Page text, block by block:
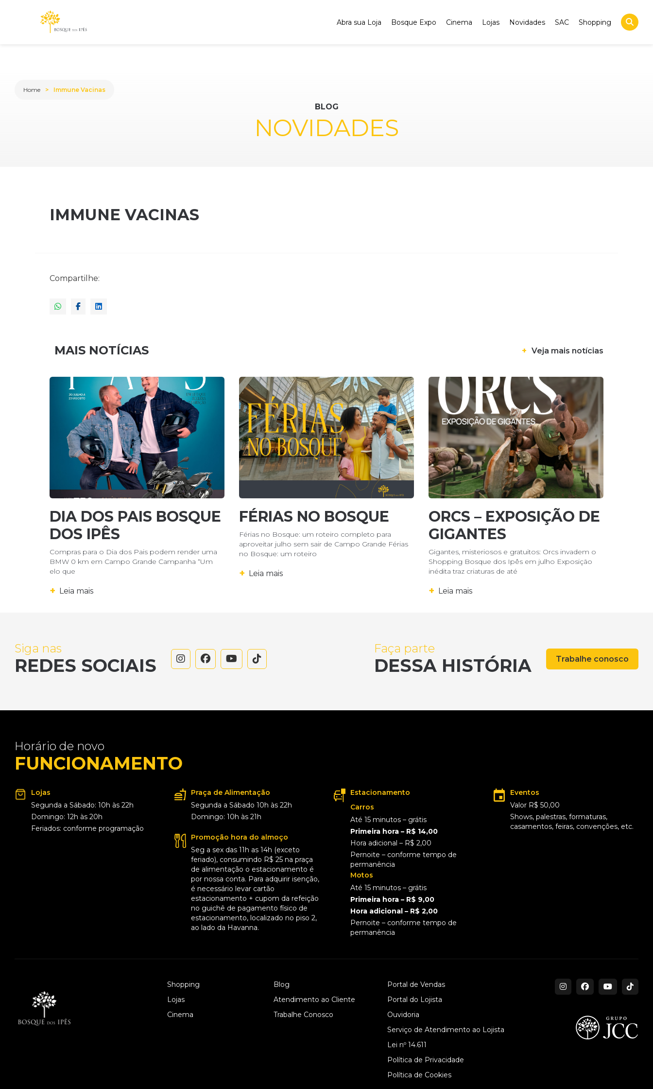
Abra sua Loja Bosque Expo Cinema Lojas Novidades SAC Shopping
BLOG
NOVIDADES
Home Immune Vacinas
IMMUNE VACINAS
Compartilhe:
MAIS NOTÍCIAS + Veja mais notícias
DIA DOS PAIS BOSQUE
DOS IPÊS
Compras para o Dia dos Pais podem render uma
BMW 0 km em Campo Grande Campanha “Um
elo que
+ Leia mais
FÉRIAS NO BOSQUE
Férias no Bosque: um roteiro completo para
aproveitar julho sem sair de Campo Grande Férias
no Bosque: um roteiro
+ Leia mais
ORCS – EXPOSIÇÃO DE
GIGANTES
Gigantes, misteriosos e gratuitos: Orcs invadem o
Shopping Bosque dos Ipês em julho Exposição
inédita traz criaturas de até
+ Leia mais
Siga nas
REDES SOCIAIS
Faça parte
DESSA HISTÓRIA Trabalhe conosco
Horário de novo
FUNCIONAMENTO
Lojas
Segunda a Sábado: 10h às 22h
Domingo: 12h às 20h
Feriados: conforme programação
Praça de Alimentação
Segunda a Sábado 10h às 22h
Domingo: 10h às 21h
Promoção hora do almoço
Seg a sex das 11h as 14h (exceto
feriado), consumindo R$ 25 na praça
de alimentação o estacionamento é
por nossa conta. Para adquirir isenção,
é necessário levar cartão
estacionamento + cupom da refeição
no guichê de pagamento físico de
estacionamento, localizado no piso 2,
ao lado da Havanna.
Estacionamento
Carros
Até 15 minutos – grátis
Primeira hora – R$ 14,00
Hora adicional – R$ 2,00
Pernoite – conforme tempo de
permanência
Motos
Até 15 minutos – grátis
Primeira hora – R$ 9,00
Hora adicional – R$ 2,00
Pernoite – conforme tempo de
permanência
Eventos
Valor R$ 50,00
Shows, palestras, formaturas,
casamentos, feiras, convenções, etc.
Shopping
Lojas
Cinema
Blog
Atendimento ao Cliente
Trabalhe Conosco
Portal de Vendas
Portal do Lojista
Ouvidoria
Serviço de Atendimento ao Lojista
Lei nº 14.611
Política de Privacidade
Política de Cookies